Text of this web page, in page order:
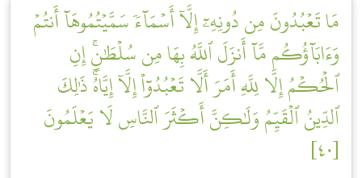
مَا تَعۡبُدُونَ مِن دُونِهِۦٓ إِلَّآ أَسۡمَآءٗ سَمَّيۡتُمُوهَآ أَنتُمۡ
وَءَابَآؤُكُم مَّآ أَنزَلَ ٱللَّهُ بِهَا مِن سُلۡطَٰنٍۚ إِنِ
ٱلۡحُكۡمُ إِلَّا لِلَّهِ أَمَرَ أَلَّا تَعۡبُدُوٓاْ إِلَّآ إِيَّاهُۚ ذَٰلِكَ
ٱلدِّينُ ٱلۡقَيِّمُ وَلَٰكِنَّ أَكۡثَرَ ٱلنَّاسِ لَا يَعۡلَمُونَ
[٤٠]